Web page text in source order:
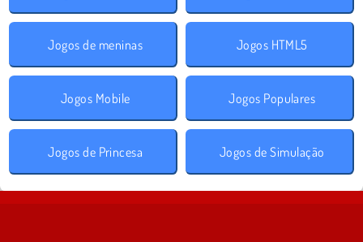
Jogos de meninas Jogos HTML5
Jogos Mobile Jogos Populares
Jogos de Princesa Jogos de Simulação